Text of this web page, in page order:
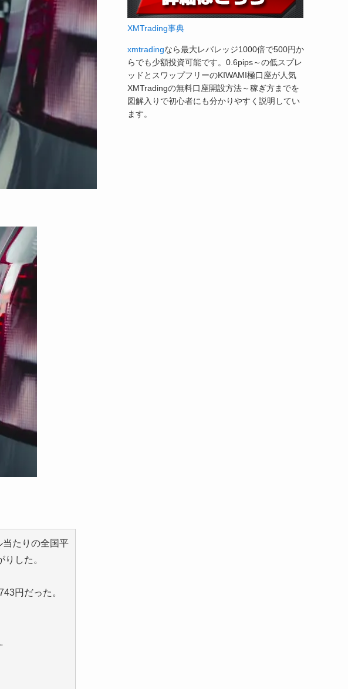
たりの全国平
した。
円だった。
XMTrading事典
xmtradingなら最大レバレッジ1000倍で500円か
らでも少額投資可能です。0.6pips～の低スプレ
ッドとスワップフリーのKIWAMI極口座が人気
XMTradingの無料口座開設方法～稼ぎ方までを
図解入りで初心者にも分かりやすく説明してい
ます。